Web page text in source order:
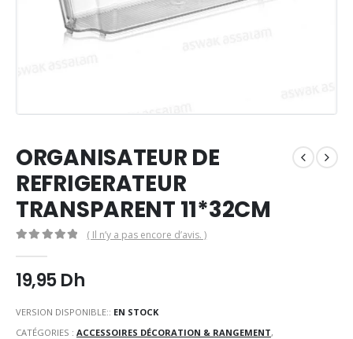
ORGANISATEUR DE
REFRIGERATEUR
TRANSPARENT 11*32CM
( Il n’y a pas encore d’avis. )
19,95Dh
VERSION DISPONIBLE:: EN STOCK
CATÉGORIES : ACCESSOIRES DÉCORATION & RANGEMENT,